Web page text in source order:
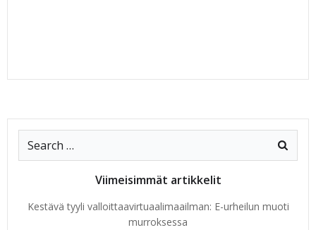
Search
Viimeisimmät artikkelit
Kestävä tyyli valloittaavirtuaalimaailman: E-urheilun muoti
murroksessa